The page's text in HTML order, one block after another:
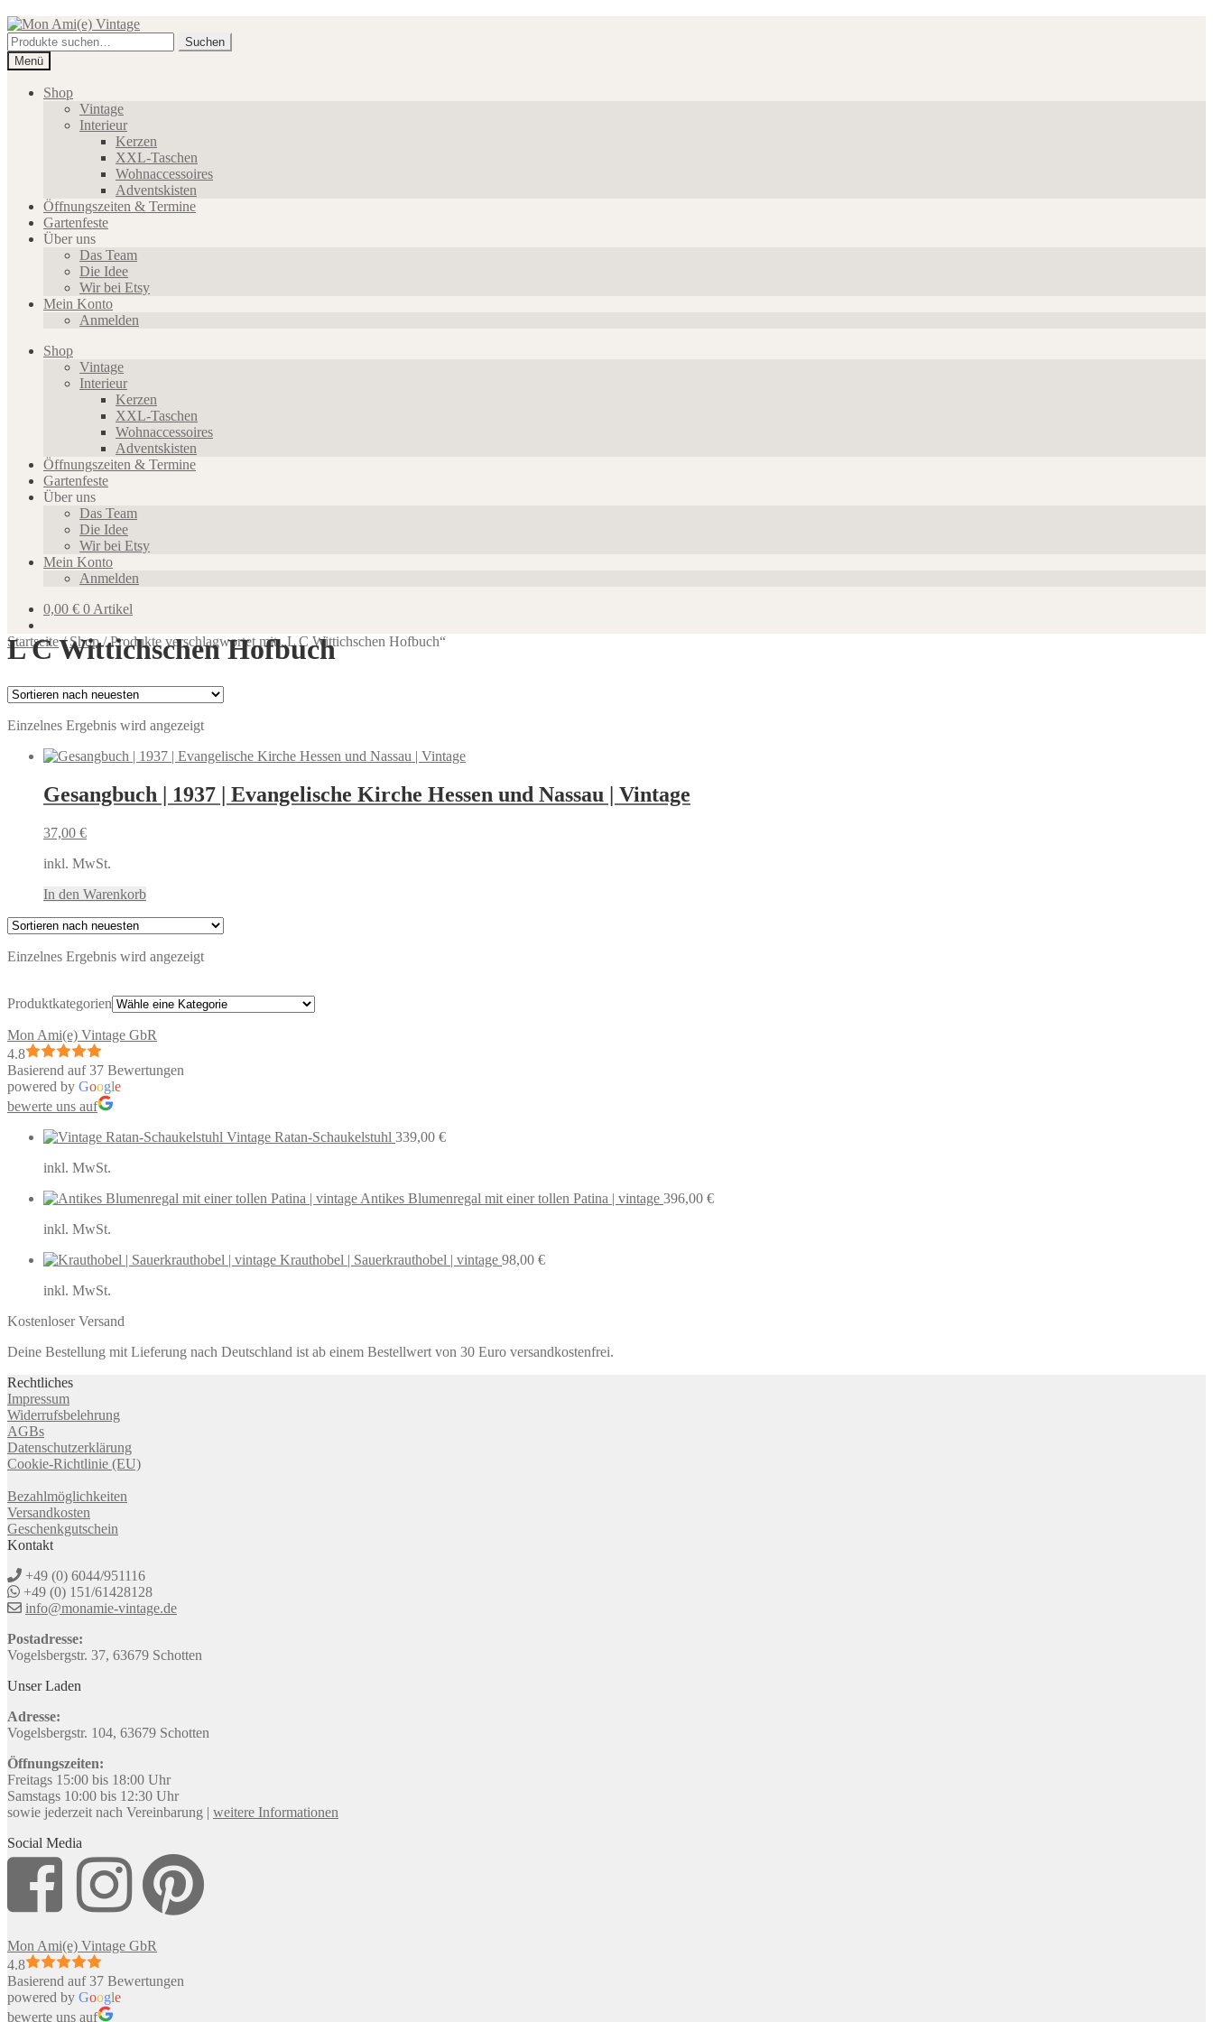
Zur
Navigation
springen
Zum
Inhalt
springen
Suche
nach:
Suchen
Menü
Shop
Vintage
Interieur
Kerzen
XXL-Taschen
Wohnaccessoires
Adventskisten
Öffnungszeiten & Termine
Gartenfeste
Über uns
Das Team
Die Idee
Wir bei Etsy
Mein Konto
Anmelden
Shop
Vintage
Interieur
Kerzen
XXL-Taschen
Wohnaccessoires
Adventskisten
Öffnungszeiten & Termine
Gartenfeste
Über uns
Das Team
Die Idee
Wir bei Etsy
Mein Konto
Anmelden
0,00 € 0 Artikel
Startseite/Shop/Produkte verschlagwortet mit „L C Wittichschen Hofbuch“
L C Wittichschen Hofbuch
Einzelnes Ergebnis wird angezeigt
Gesangbuch | 1937 | Evangelische Kirche Hessen und Nassau | Vintage
37,00 €
inkl. MwSt.
In den Warenkorb
Einzelnes Ergebnis wird angezeigt
Produktkategorien
Mon Ami(e) Vintage GbR
4.8
Basierend auf 37 Bewertungen
powered by Google
bewerte uns auf
Vintage Ratan-Schaukelstuhl 339,00 €
inkl. MwSt.
Antikes Blumenregal mit einer tollen Patina | vintage 396,00 €
inkl. MwSt.
Krauthobel | Sauerkrauthobel | vintage 98,00 €
inkl. MwSt.
Kostenloser Versand
Deine Bestellung mit Lieferung nach Deutschland ist ab einem Bestellwert von 30 Euro versandkostenfrei.
Rechtliches
Impressum
Widerrufsbelehrung
AGBs
Datenschutzerklärung
Cookie-Richtlinie (EU)
Bezahlmöglichkeiten
Versandkosten
Geschenkgutschein
Kontakt
+49 (0) 6044/951116
+49 (0) 151/61428128
info@monamie-vintage.de
Postadresse:
Vogelsbergstr. 37, 63679 Schotten
Unser Laden
Adresse:
Vogelsbergstr. 104, 63679 Schotten
Öffnungszeiten:
Freitags 15:00 bis 18:00 Uhr
Samstags 10:00 bis 12:30 Uhr
sowie jederzeit nach Vereinbarung | weitere Informationen
Social Media
Mon Ami(e) Vintage GbR
4.8
Basierend auf 37 Bewertungen
powered by Google
bewerte uns auf